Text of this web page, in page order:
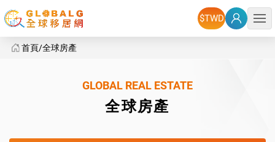
選單
首頁 全球房產
GLOBAL REAL ESTATE
全球房產